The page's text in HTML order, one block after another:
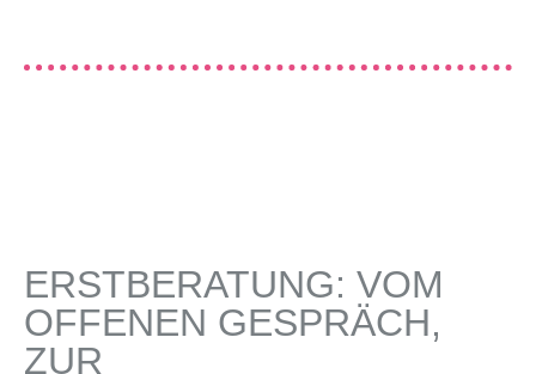
ERSTBERATUNG: VOM
OFFENEN GESPRÄCH,
ZUR